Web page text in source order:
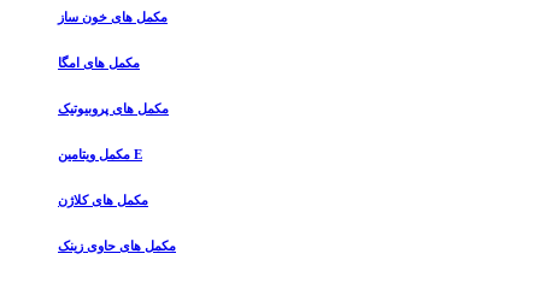
مکمل های خون ساز
مکمل های امگا
مکمل های پروبیوتیک
مکمل ویتامین E
مکمل های کلاژن
مکمل های حاوی زینک